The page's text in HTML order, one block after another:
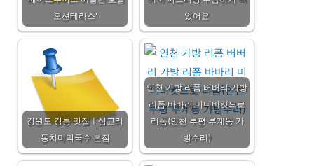
오션테라스'
었어요
강원도 강릉 맛집ㅣ삼교리
동치미막국수 본점
인천 가방 리폼 버버리 가방
리폼 바바리 미니버킷으로
리폼(인천 부평 부계동 가
방수리)